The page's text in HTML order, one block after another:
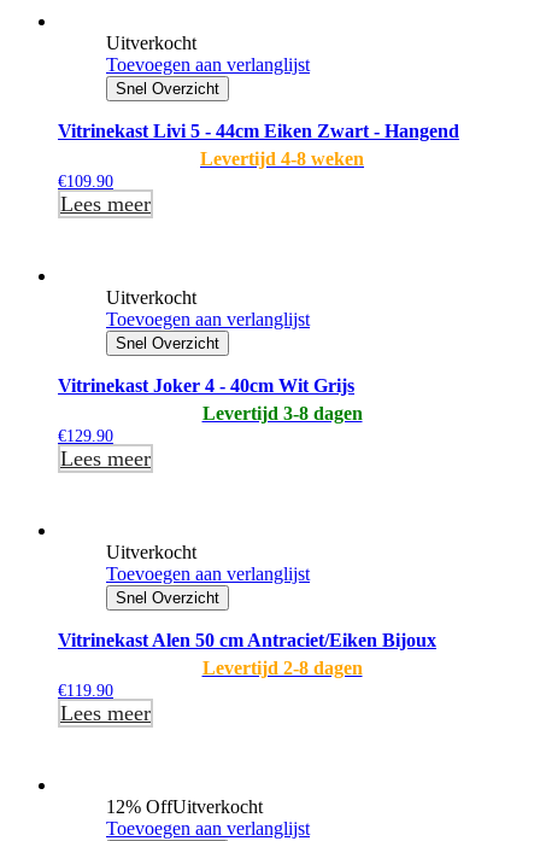
Uitverkocht
Toevoegen aan verlanglijst
Snel Overzicht
Vitrinekast Livi 5 - 44cm Eiken Zwart - Hangend
Levertijd 4-8 weken
€109.90
Lees meer
Uitverkocht
Toevoegen aan verlanglijst
Snel Overzicht
Vitrinekast Joker 4 - 40cm Wit Grijs
Levertijd 3-8 dagen
€129.90
Lees meer
Uitverkocht
Toevoegen aan verlanglijst
Snel Overzicht
Vitrinekast Alen 50 cm Antraciet/Eiken Bijoux
Levertijd 2-8 dagen
€119.90
Lees meer
12% OffUitverkocht
Toevoegen aan verlanglijst